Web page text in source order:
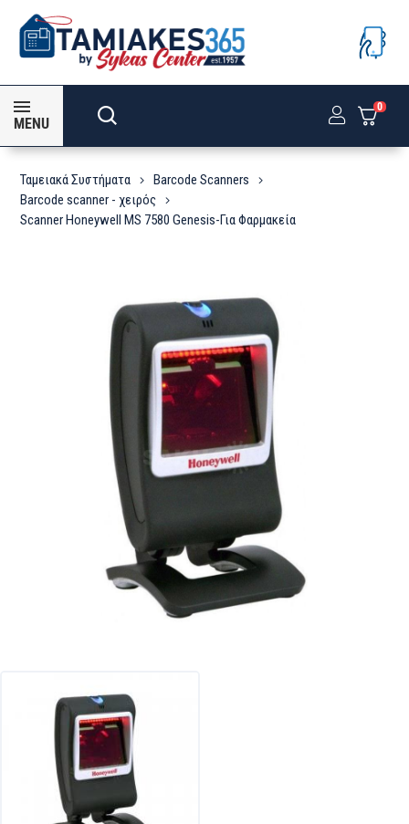
MENU
0
Ταμειακά Συστήματα
Barcode Scanners
Barcode scanner - χειρός
Scanner Honeywell MS 7580 Genesis-Για Φαρμακεία